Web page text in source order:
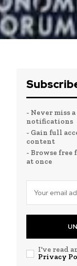
- Never miss
notifications
- Gain full
content
- Browse free
at once
I've read
Privacy